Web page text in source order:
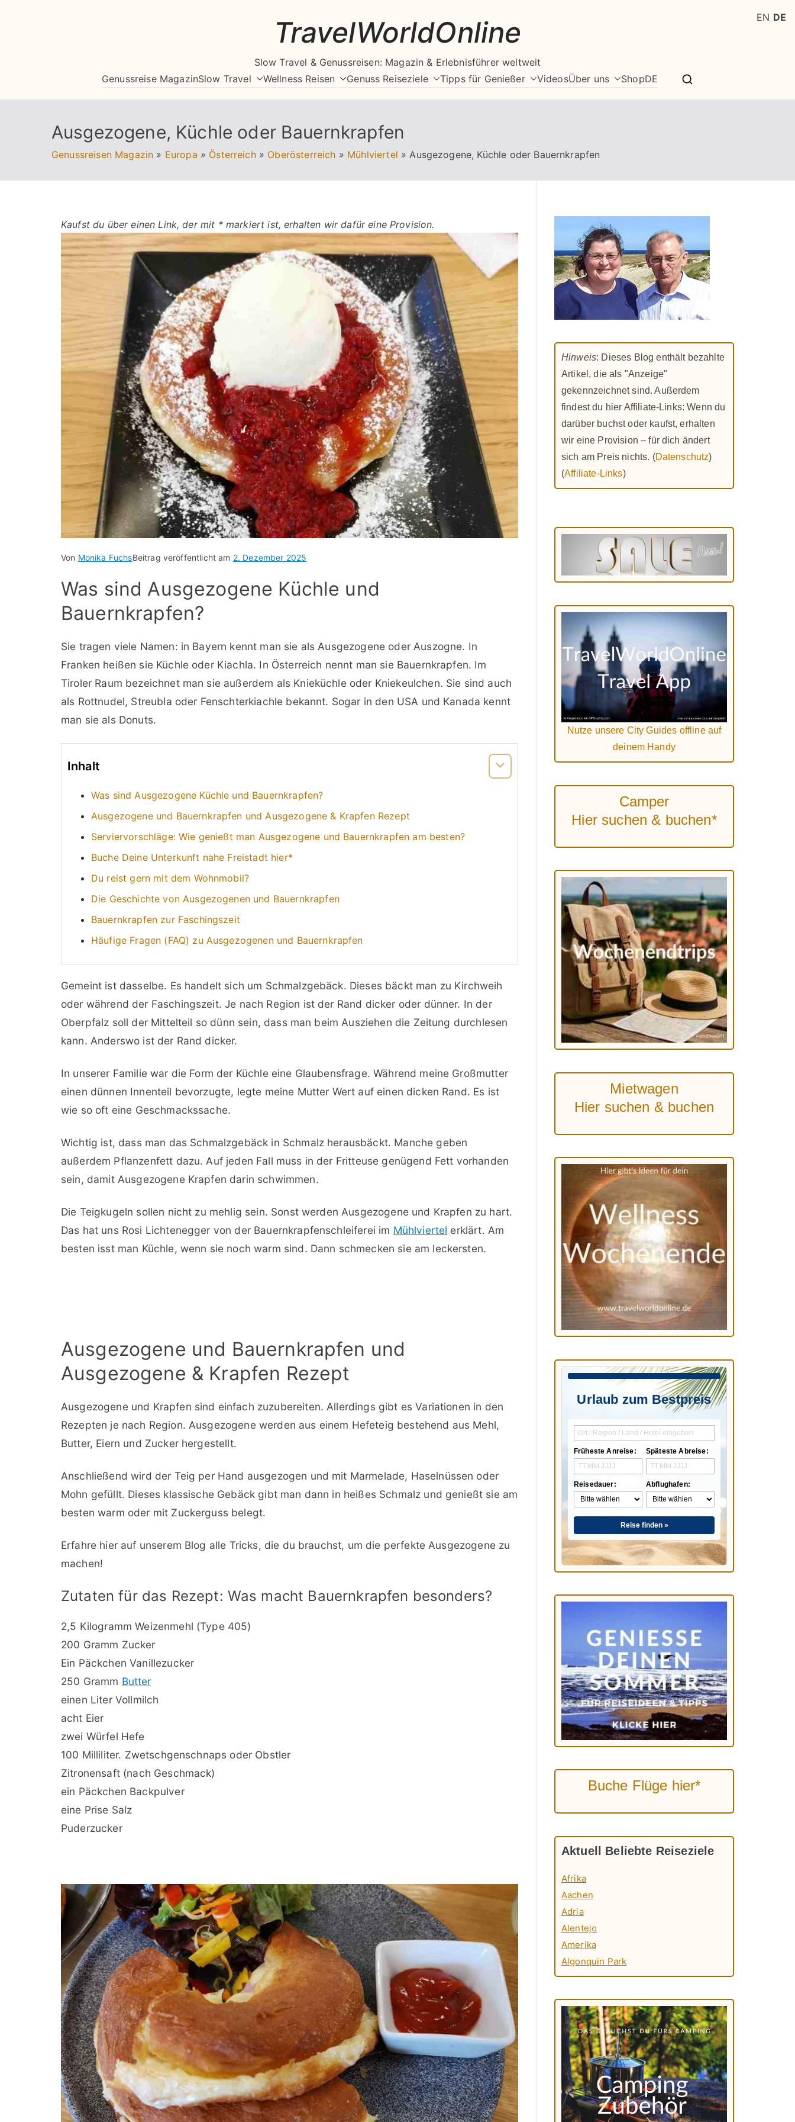
TravelWorldOnline
Slow Travel & Genussreisen: Magazin & Erlebnisführer weltweit
Genussreise MagazinSlow Travel Wellness Reisen Genuss Reiseziele Tipps für Genießer VideosÜber uns ShopDE
Ausgezogene, Küchle oder Bauernkrapfen
Genussreisen Magazin » Europa » Österreich » Oberösterreich » Mühlviertel » Ausgezogene, Küchle oder Bauernkrapfen
Kaufst du über einen Link, der mit * markiert ist, erhalten wir dafür eine Provision.
Von Monika FuchsBeitrag veröffentlicht am 2. Dezember 2025
Was sind Ausgezogene Küchle und
Bauernkrapfen?
Sie tragen viele Namen: in Bayern kennt man sie als Ausgezogene oder Auszogne. In
Franken heißen sie Küchle oder Kiachla. In Österreich nennt man sie Bauernkrapfen. Im
Tiroler Raum bezeichnet man sie außerdem als Knieküchle oder Kniekeulchen. Sie sind auch
als Rottnudel, Streubla oder Fenschterkiachle bekannt. Sogar in den USA und Kanada kennt
man sie als Donuts.
Inhalt
Was sind Ausgezogene Küchle und Bauernkrapfen?
Ausgezogene und Bauernkrapfen und Ausgezogene & Krapfen Rezept
Serviervorschläge: Wie genießt man Ausgezogene und Bauernkrapfen am besten?
Buche Deine Unterkunft nahe Freistadt hier*
Du reist gern mit dem Wohnmobil?
Die Geschichte von Ausgezogenen und Bauernkrapfen
Bauernkrapfen zur Faschingszeit
Häufige Fragen (FAQ) zu Ausgezogenen und Bauernkrapfen
Gemeint ist dasselbe. Es handelt sich um Schmalzgebäck. Dieses bäckt man zu Kirchweih
oder während der Faschingszeit. Je nach Region ist der Rand dicker oder dünner. In der
Oberpfalz soll der Mittelteil so dünn sein, dass man beim Ausziehen die Zeitung durchlesen
kann. Anderswo ist der Rand dicker.
In unserer Familie war die Form der Küchle eine Glaubensfrage. Während meine Großmutter
einen dünnen Innenteil bevorzugte, legte meine Mutter Wert auf einen dicken Rand. Es ist
wie so oft eine Geschmackssache.
Wichtig ist, dass man das Schmalzgebäck in Schmalz herausbäckt. Manche geben
außerdem Pflanzenfett dazu. Auf jeden Fall muss in der Fritteuse genügend Fett vorhanden
sein, damit Ausgezogene Krapfen darin schwimmen.
Die Teigkugeln sollen nicht zu mehlig sein. Sonst werden Ausgezogene und Krapfen zu hart.
Das hat uns Rosi Lichtenegger von der Bauernkrapfenschleiferei im Mühlviertel erklärt. Am
besten isst man Küchle, wenn sie noch warm sind. Dann schmecken sie am leckersten.
Ausgezogene und Bauernkrapfen und
Ausgezogene & Krapfen Rezept
Ausgezogene und Krapfen sind einfach zuzubereiten. Allerdings gibt es Variationen in den
Rezepten je nach Region. Ausgezogene werden aus einem Hefeteig bestehend aus Mehl,
Butter, Eiern und Zucker hergestellt.
Anschließend wird der Teig per Hand ausgezogen und mit Marmelade, Haselnüssen oder
Mohn gefüllt. Dieses klassische Gebäck gibt man dann in heißes Schmalz und genießt sie am
besten warm oder mit Zuckerguss belegt.
Erfahre hier auf unserem Blog alle Tricks, die du brauchst, um die perfekte Ausgezogene zu
machen!
Zutaten für das Rezept: Was macht Bauernkrapfen besonders?
2,5 Kilogramm Weizenmehl (Type 405)
200 Gramm Zucker
Ein Päckchen Vanillezucker
250 Gramm Butter
einen Liter Vollmilch
acht Eier
zwei Würfel Hefe
100 Milliliter. Zwetschgenschnaps oder Obstler
Zitronensaft (nach Geschmack)
ein Päckchen Backpulver
eine Prise Salz
Puderzucker
Hinweis: Dieses Blog enthält bezahlte
Artikel, die als "Anzeige"
gekennzeichnet sind. Außerdem
findest du hier Affiliate-Links: Wenn du
darüber buchst oder kaufst, erhalten
wir eine Provision – für dich ändert
sich am Preis nichts. (Datenschutz)
(Affiliate-Links)
Nutze unsere City Guides offline auf
deinem Handy
Camper
Hier suchen & buchen*
Mietwagen
Hier suchen & buchen
Urlaub zum Bestpreis
Früheste Anreise:
Reisedauer:
Späteste Abreise:
Abflughafen:
Reise finden »
Buche Flüge hier*
Aktuell Beliebte Reiseziele
Afrika
Aachen
Adria
Alentejo
Amerika
Algonquin Park
EN DE